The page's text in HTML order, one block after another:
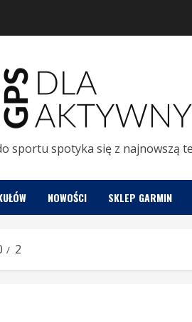
sportu spotyka się z najnowszą
NOWOŚCI SKLEP GARMIN
2